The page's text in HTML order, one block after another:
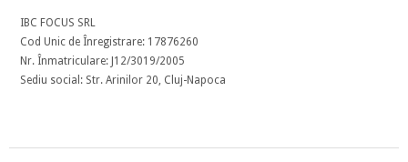
IBC FOCUS SRL
Cod Unic de Înregistrare: 17876260
Nr. Înmatriculare: J12/3019/2005
Sediu social: Str. Arinilor 20, Cluj-Napoca